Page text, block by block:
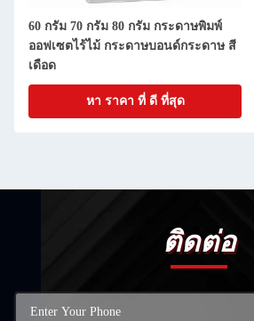
60 กรัม 70 กรัม 80 กรัม กระดาษพิมพ์
ออฟเซตไร้ไม้ กระดาษบอนด์กระดาษ สี
เดือด
หา ราคา ที่ ดี ที่สุด
ติดต่อ